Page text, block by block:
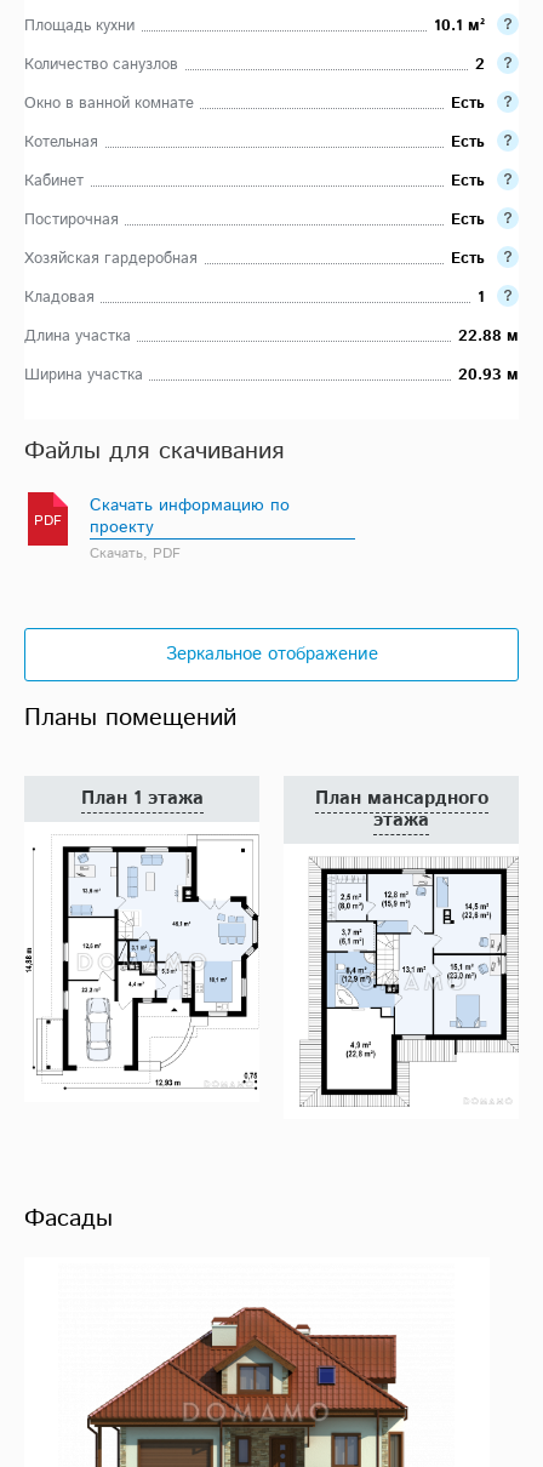
Площадь кухни
10.1 м²
Количество санузлов
2
Окно в ванной комнате
Есть
Котельная
Есть
Кабинет
Есть
Постирочная
Есть
Хозяйская гардеробная
Есть
Кладовая
1
Длина участка
22.88 м
Ширина участка
20.93 м
Файлы для скачивания
PDF
Скачать информацию по
проекту
Скачать, PDF
Планы помещений
Зеркальное отображение
План 1 этажа План мансардного
этажа
Фасады